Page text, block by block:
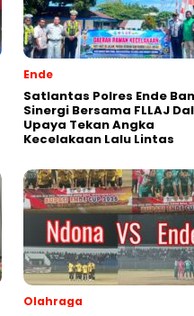
Ende
Satlantas Polres Ende
Sinergi Bersama FLLAJ
Upaya Tekan Angka
Kecelakaan Lalu Lintas
Olahraga